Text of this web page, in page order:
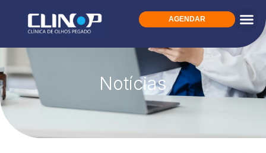
AGENDAR
Notícias